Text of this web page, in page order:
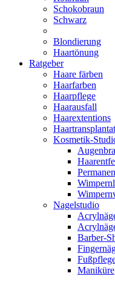
Schokobraun
Schwarz
Blondierung
Haartönung
Ratgeber
Haare färben
Haarfarben
Haarpflege
Haarausfall
Haarextentions
Kosmetik-
Nagelstudio
Barber-
Maniküre